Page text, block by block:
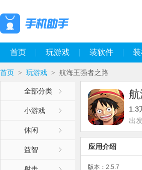
首页 玩游戏 装软件
首页 > 玩游戏 > 航海王强者之路
全部分类
小游戏
休闲
益智
1.3
出
应用介绍
版本： 2.5.7